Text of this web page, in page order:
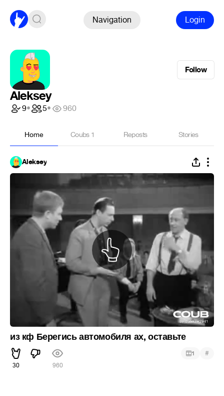
Navigation Login
Follow
Aleksey
9• 5• 960
Home Coubs 1 Reposts Stories
Aleksey
из кф Берегись автомобиля ах, оставьте
30 960
1 #